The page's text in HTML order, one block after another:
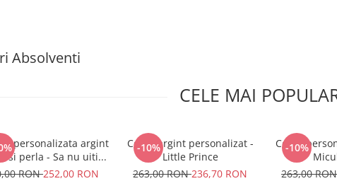
Absolventi
CELE MAI
personalizata argint
si perla - Sa nu uiti...
RON252,00 RON
-10%
Colier argint personalizat -
Little Prince
263,00 RON236,70 RON
-10%
Colier
263,00